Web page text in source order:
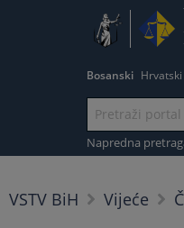
Bosanski Hrvatski
Napredna
VSTV BiH Vijeće